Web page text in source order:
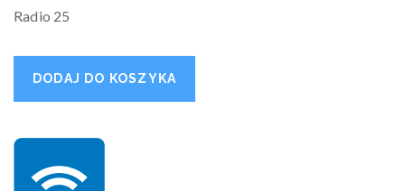
Radio 25
DODAJ DO KOSZYKA